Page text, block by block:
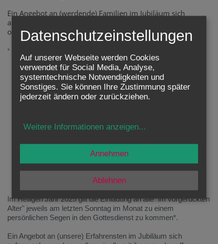
Ein Angebot an (werdende) Familien im Jubiläum sich
aufzumachen und so wollen wir alle mit ihnen zu den
offenen Kirchenhoffnungspilgern.
* sofern genau diese Kirche dazu einlädt.
#SEGEN FÜR SCHWANGERE
#Segen für Ältere
Im Heiligen Jahr 2025 gilt die Einladung an alle "im vorgerückten
Alter" jeweils am letzten Sonntag im Monat zu einem
persönlichen Segen in den Gottesdienst zu kommen*.
Ein Angebot an (unsere) Erfahrensten im Jubiläum sich
Datenschutzeinstellungen
Auf unserer Webseite werden Cookies
verwendet für Social Media, Analyse,
systemtechnische Notwendigkeiten und
Sonstiges. Sie können Ihre Zustimmung später
jederzeit ändern oder zurückziehen.
Weitere Informationen anzeigen...
Ablehnen
Annehmen